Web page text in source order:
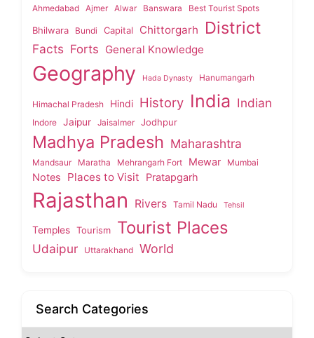
Ahmedabad Ajmer Alwar Banswara Best Tourist Spots
Bhilwara Bundi Capital Chittorgarh District
Facts Forts General Knowledge
Geography Hada Dynasty Hanumangarh
Himachal Pradesh Hindi History India Indian
Indore Jaipur Jaisalmer Jodhpur
Madhya Pradesh Maharashtra
Mandsaur Maratha Mehrangarh Fort Mewar Mumbai
Notes Places to Visit Pratapgarh
Rajasthan Rivers Tamil Nadu Tehsil
Temples Tourism Tourist Places
Udaipur Uttarakhand World
Search Categories